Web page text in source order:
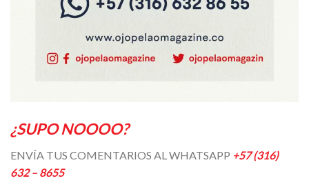
¿SUPO NOOOO?
ENVÍA TUS COMENTARIOS AL WHATSAPP +57 (316)
632 – 8655